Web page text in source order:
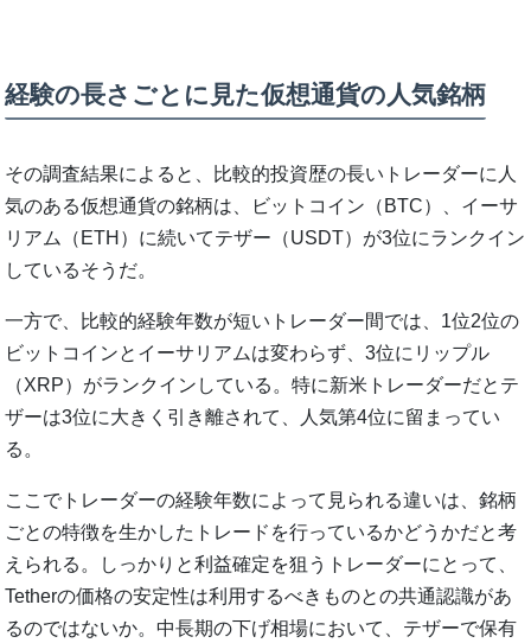
経験の長さごとに見た仮想通貨の人気銘柄
その調査結果によると、比較的投資歴の長いトレーダーに人
気のある仮想通貨の銘柄は、ビットコイン（BTC）、イーサ
リアム（ETH）に続いてテザー（USDT）が3位にランクイン
しているそうだ。
一方で、比較的経験年数が短いトレーダー間では、1位2位の
ビットコインとイーサリアムは変わらず、3位にリップル
（XRP）がランクインしている。特に新米トレーダーだとテ
ザーは3位に大きく引き離されて、人気第4位に留まってい
る。
ここでトレーダーの経験年数によって見られる違いは、銘柄
ごとの特徴を生かしたトレードを行っているかどうかだと考
えられる。しっかりと利益確定を狙うトレーダーにとって、
Tetherの価格の安定性は利用するべきものとの共通認識があ
るのではないか。中長期の下げ相場において、テザーで保有